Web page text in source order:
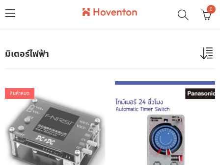
0
มิเตอร์ไฟฟ้า
สินค้าหมด